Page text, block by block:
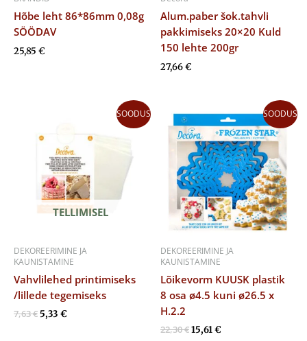
Hõbe leht 86*86mm 0,08g
SÖÖDAV
25,85 €
Alum.paber šok.tahvli
pakkimiseks 20×20 Kuld
150 lehte 200gr
27,66€
SOODUS
TELLIMISEL
DEKOREERIMINE JA
KAUNISTAMINE
Vahvlilehed printimiseks
/lillede tegemiseks
7,63€
oli:
7,63 €.
5,33 €
on:
5,33 €.
SOODUS
DEKOREERIMINE JA
KAUNISTAMINE
Lõikevorm KUUSK plastik
8 osa ø4.5 kuni ø26.5 x
H.2.2
22,30€
oli:
22,30 €.
15,61€
hind
on:
15,61 €.